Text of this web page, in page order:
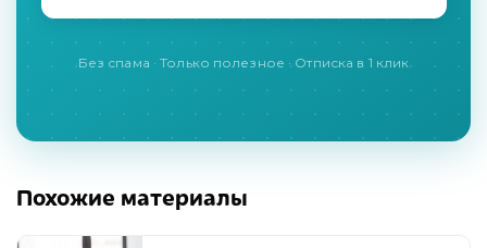
Без спама · Только полезное · Отписка в 1 клик
Похожие материалы